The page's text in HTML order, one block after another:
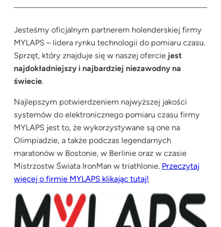
Jesteśmy oficjalnym partnerem holenderskiej firmy
MYLAPS – lidera rynku technologii do pomiaru czasu.
Sprzęt, który znajduje się w naszej ofercie jest
najdokładniejszy i najbardziej niezawodny na
świecie.
Najlepszym potwierdzeniem najwyższej jakości
systemów do elektronicznego pomiaru czasu firmy
MYLAPS jest to, że wykorzystywane są one na
Olimpiadzie, a także podczas legendarnych
maratonów w Bostonie, w Berlinie oraz w czasie
Mistrzostw Świata IronMan w triathlonie. Przeczytaj
więcej o firmie MYLAPS klikając tutaj!